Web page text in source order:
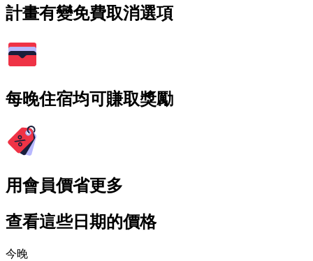
計畫有變免費取消選項
每晚住宿均可賺取獎勵
用會員價省更多
查看這些日期的價格
今晚